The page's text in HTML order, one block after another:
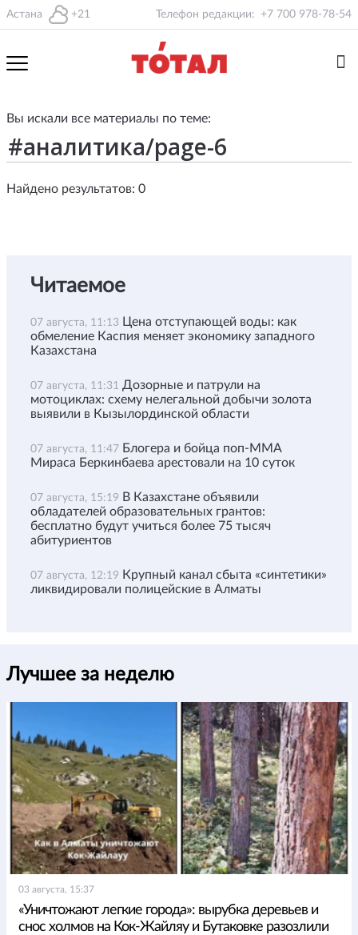
Астана +21 Телефон редакции: +7 700 978-78-54
Вы искали все материалы по теме:
Найдено результатов: 0
Читаемое
07 августа, 11:13 Цена отступающей воды: как
обмеление Каспия меняет экономику западного
Казахстана
07 августа, 11:31 Дозорные и патрули на
мотоциклах: схему нелегальной добычи золота
выявили в Кызылординской области
07 августа, 11:47 Блогера и бойца поп-ММА
Мираса Беркинбаева арестовали на 10 суток
07 августа, 15:19 В Казахстане объявили
обладателей образовательных грантов:
бесплатно будут учиться более 75 тысяч
абитуриентов
07 августа, 12:19 Крупный канал сбыта «синтетики»
ликвидировали полицейские в Алматы
Лучшее за неделю
03 августа, 15:37
«Уничтожают легкие города»: вырубка деревьев и
снос холмов на Кок-Жайляу и Бутаковке разозлили